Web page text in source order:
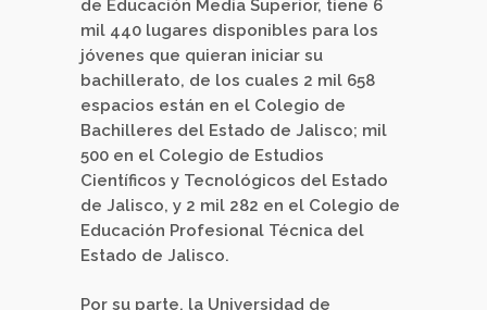
de Educación Media Superior, tiene 6
mil 440 lugares disponibles para los
jóvenes que quieran iniciar su
bachillerato, de los cuales 2 mil 658
espacios están en el Colegio de
Bachilleres del Estado de Jalisco; mil
500 en el Colegio de Estudios
Científicos y Tecnológicos del Estado
de Jalisco, y 2 mil 282 en el Colegio de
Educación Profesional Técnica del
Estado de Jalisco.
Por su parte, la Universidad de